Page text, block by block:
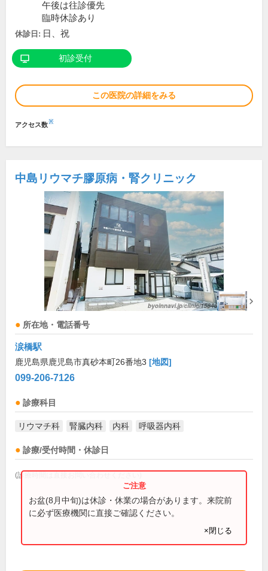
午後は往診優先
臨時休診あり
休診日: 日、祝
初診受付
この医院の詳細をみる
アクセス数※
中島リウマチ膠原病・腎クリニック
所在地・電話番号
涙橋駅
鹿児島県鹿児島市真砂本町26番地3 [地図]
099-206-7126
診療科目
リウマチ科 腎臓内科 内科 呼吸器内科
診療/受付時間・休診日
(診療時間は直接お問い合わせください)
お盆(8月中旬)は休診・休業の場合があります。来院前
に必ず医療機関に直接ご確認ください。
×閉じる